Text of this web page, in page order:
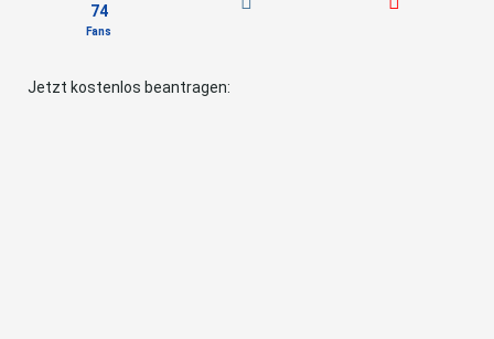
74
Fans
Jetzt kostenlos beantragen: